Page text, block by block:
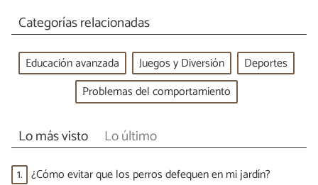
Categorías relacionadas
Educación avanzada Juegos y Diversión
Deportes
Problemas del comportamiento
Lo más visto Lo último
1. ¿Cómo evitar que los perros defequen en mi jardín?